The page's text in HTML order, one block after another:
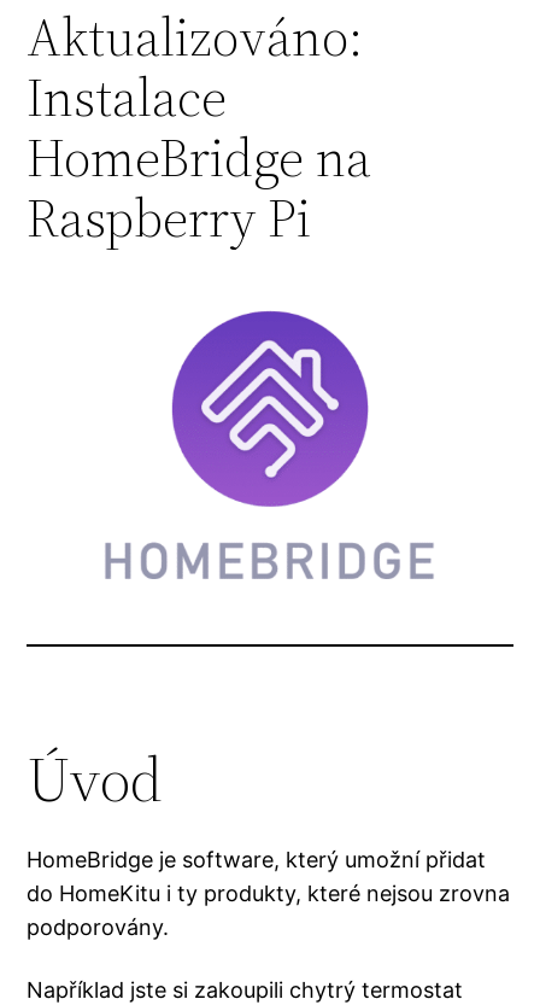
Aktualizováno:
Instalace
HomeBridge na
Raspberry Pi
Úvod
HomeBridge je software, který umožní přidat
do HomeKitu i ty produkty, které nejsou zrovna
podporovány.
Například jste si zakoupili chytrý termostat